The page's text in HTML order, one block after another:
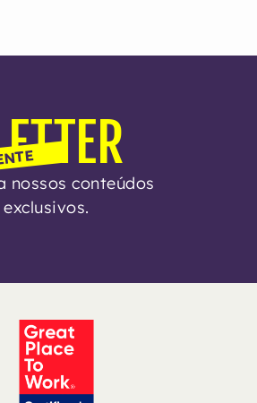
nossos conteúdos